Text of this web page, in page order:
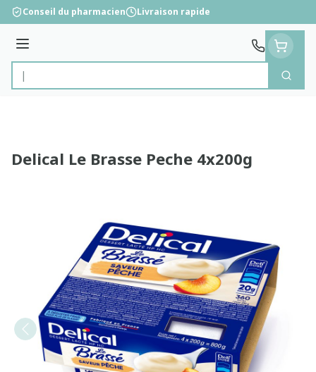
Aller au contenu
Conseil du pharmacien Livraison rapide
Menu
Rechercher
Delical Le Brasse Peche 4x200g